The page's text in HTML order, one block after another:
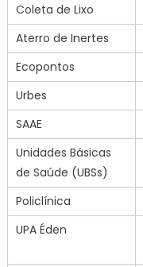
Coleta de Lixo
Aterro de Inertes
Ecopontos
Urbes
SAAE
Unidades Básicas
de Saúde (UBSs)
Policlínica
UPA Éden